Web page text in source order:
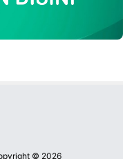
© 2026